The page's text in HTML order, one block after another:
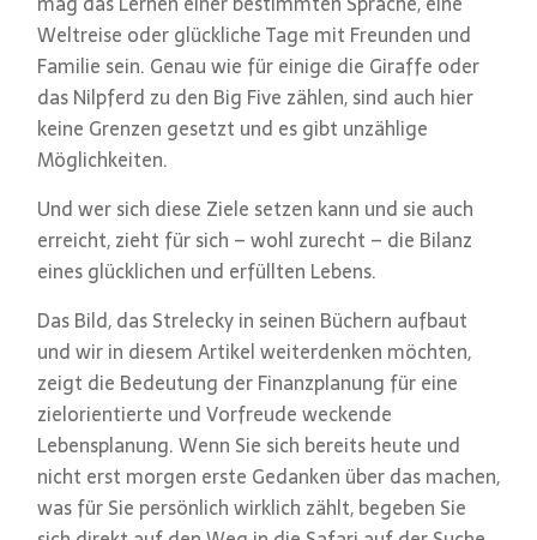
Weltreise oder glückliche Tage mit Freunden und
Familie sein. Genau wie für einige die Giraffe oder
das Nilpferd zu den Big Five zählen, sind auch hier
keine Grenzen gesetzt und es gibt unzählige
Möglichkeiten.
Und wer sich diese Ziele setzen kann und sie auch
erreicht, zieht für sich – wohl zurecht – die Bilanz
eines glücklichen und erfüllten Lebens.
Das Bild, das Strelecky in seinen Büchern aufbaut
und wir in diesem Artikel weiterdenken möchten,
zeigt die Bedeutung der Finanzplanung für eine
zielorientierte und Vorfreude weckende
Lebensplanung. Wenn Sie sich bereits heute und
nicht erst morgen erste Gedanken über das machen,
was für Sie persönlich wirklich zählt, begeben Sie